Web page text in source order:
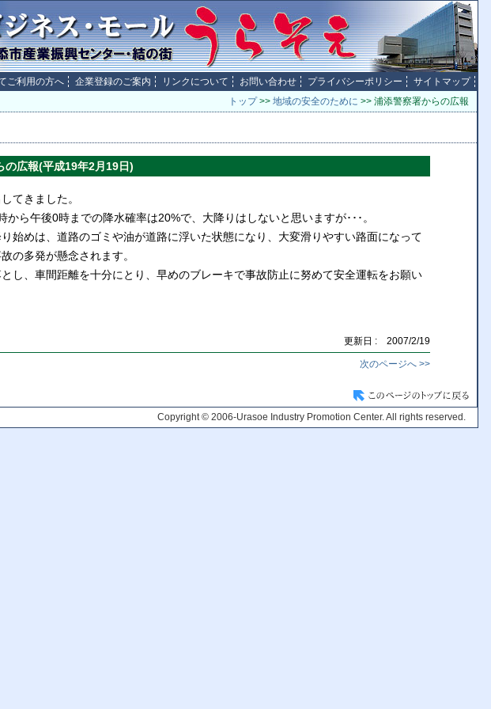
ご利用の方へ 企業登録のご案内 リンクについて お問い合わせ プライバシーポリシー
サイトマップ
トップ>> 地域の安全のために >> 浦添警察署からの広報
の広報(平成19年2月19日)
てきました。
ら午後0時までの降水確率は20%で、大降りはしないと思いますが･･･。
始めは、道路のゴミや油が道路に浮いた状態になり、大変滑りやすい路面になって
の多発が懸念されます。
し、車間距離を十分にとり、早めのブレーキで事故防止に努めて安全運転をお願い
更新日 : 2007/2/19
次のページへ >>
Copyright © 2006-Urasoe Industry Promotion Center. All rights reserved.